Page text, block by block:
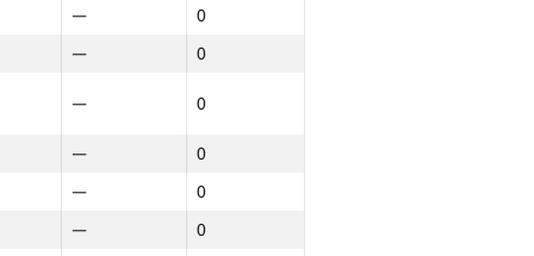
—
0
—
0
— 0
—
0
—
0
—
0